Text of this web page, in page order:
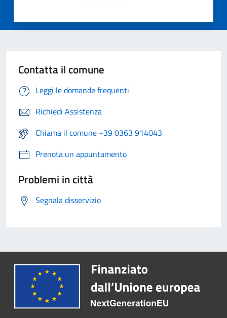
Contatta il comune
Leggi le domande frequenti
Richiedi Assistenza
Chiama il comune +39 0363 914043
Prenota un appuntamento
Problemi in città
Segnala disservizio